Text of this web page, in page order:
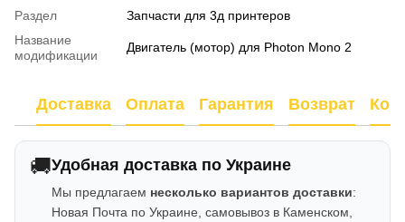
Раздел
Запчасти для 3д принтеров
Название
модификации
Двигатель (мотор) для Photon Mono 2
Доставка Оплата Гарантия Возврат
🚚Удобная доставка по Украине
Мы предлагаем несколько вариантов доставки:
Новая Почта по Украине, самовывоз в Каменском,